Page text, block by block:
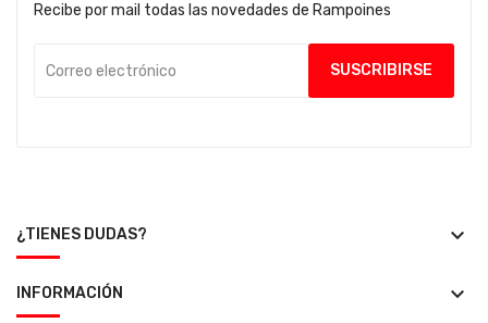
Recibe por mail todas las novedades de Rampoines
¿TIENES DUDAS? keyboard_arrow_down
INFORMACIÓN keyboard_arrow_down